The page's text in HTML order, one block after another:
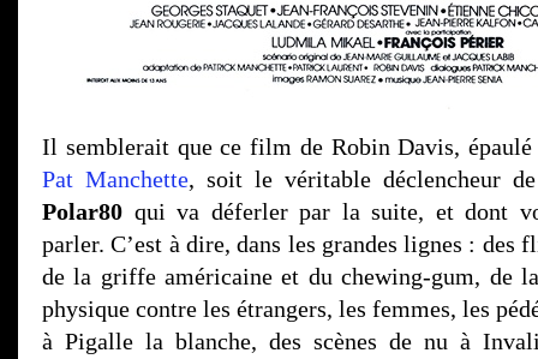
Il semblerait que ce film de Robin Davis,
Pat Manchette, soit le véritable déclencheur
Polar80 qui va déferler par la suite, et dont
parler. C’est à dire, dans les grandes lignes : des
de la griffe américaine et du chewing-gum, de
physique contre les étrangers, les femmes, les
à Pigalle la blanche, des scènes de nu à